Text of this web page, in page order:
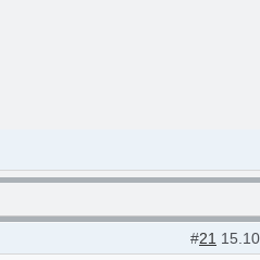
#21